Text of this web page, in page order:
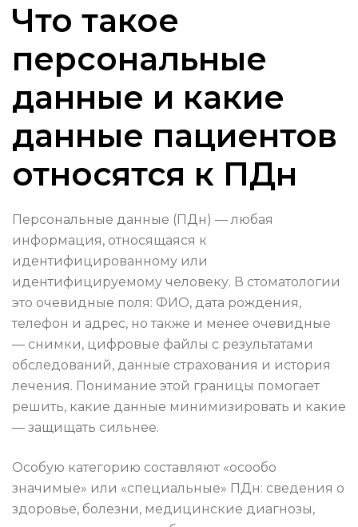
Что такое
персональные
данные и какие
данные пациентов
относятся к ПДн
Персональные данные (ПДн) — любая
информация, относящаяся к
идентифицированному или
идентифицируемому человеку. В стоматологии
это очевидные поля: ФИО, дата рождения,
телефон и адрес, но также и менее очевидные
— снимки, цифровые файлы с результатами
обследований, данные страхования и история
лечения. Понимание этой границы помогает
решить, какие данные минимизировать и какие
— защищать сильнее.
Особую категорию составляют «осообо
значимые» или «специальные» ПДн: сведения о
здоровье, болезни, медицинские диагнозы,